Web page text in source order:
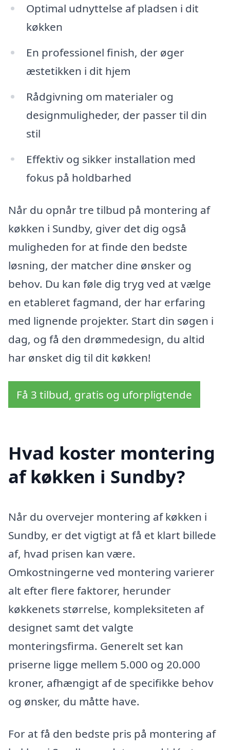
Optimal udnyttelse af pladsen i dit
køkken
En professionel finish, der øger
æstetikken i dit hjem
Rådgivning om materialer og
designmuligheder, der passer til din
stil
Effektiv og sikker installation med
fokus på holdbarhed
Når du opnår tre tilbud på montering af
køkken i Sundby, giver det dig også
muligheden for at finde den bedste
løsning, der matcher dine ønsker og
behov. Du kan føle dig tryg ved at vælge
en etableret fagmand, der har erfaring
med lignende projekter. Start din søgen i
dag, og få den drømmedesign, du altid
har ønsket dig til dit køkken!
Få 3 tilbud, gratis og uforpligtende
Hvad koster montering
af køkken i Sundby?
Når du overvejer montering af køkken i
Sundby, er det vigtigt at få et klart billede
af, hvad prisen kan være.
Omkostningerne ved montering varierer
alt efter flere faktorer, herunder
køkkenets størrelse, kompleksiteten af
designet samt det valgte
monteringsfirma. Generelt set kan
priserne ligge mellem 5.000 og 20.000
kroner, afhængigt af de specifikke behov
og ønsker, du måtte have.
For at få den bedste pris på montering af